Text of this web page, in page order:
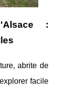
:
abrite de
facile